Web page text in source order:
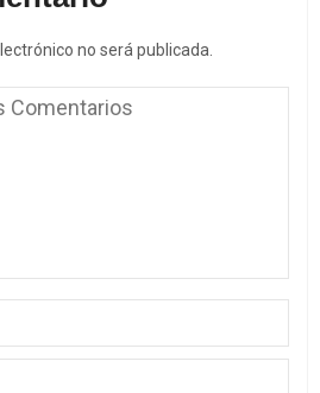
no será publicada.